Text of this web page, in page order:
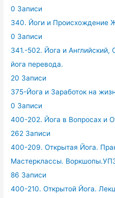
0 Записи
340. Йоги и Происхождение
0 Записи
341.-502. Йога и Английский,
йога перевода.
20 Записи
375-Йога и Заработок на
0 Записи
400-202. Йога в Вопросах и
262 Записи
400-209. Открытая Йога.
Мастерклассы.
86 Записи
400-210. Открытой Йога.